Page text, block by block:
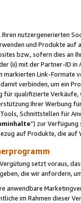
nutzergenerierten
und Produkte auf
bzw., sofern dies an
(ii) mit der Partner-ID in
Link-Formate
verbinden, um ein
für qualifizierte Verkäufe,
Ihrer Werbung
Schnittstellen für
“) zur Verfügung
auf Produkte, die
setzt voraus,
die wir anfordern,
anwendbare
im Rahmen dieser